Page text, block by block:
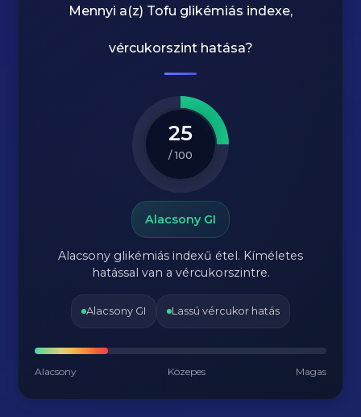
Mennyi a(z) Tofu glikémiás indexe,
vércukorszint hatása?
25
/ 100
Alacsony GI
Alacsony glikémiás indexű étel. Kíméletes
hatással van a vércukorszintre.
Alacsony GI Lassú vércukor hatás
Alacsony Közepes Magas